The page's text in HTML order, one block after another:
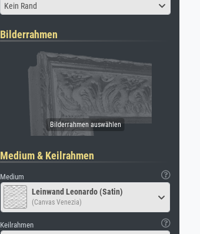
Kein Rand
Bilderrahmen
Medium & Keilrahmen
Medium
Leinwand Leonardo (Satin)
(Canvas Venezia)
Keilrahmen